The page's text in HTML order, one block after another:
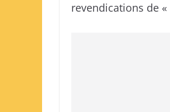
revendications de